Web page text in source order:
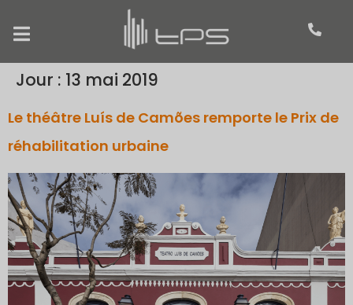
Jour : 13 mai 2019
Le théâtre Luís de Camões remporte le Prix de
réhabilitation urbaine